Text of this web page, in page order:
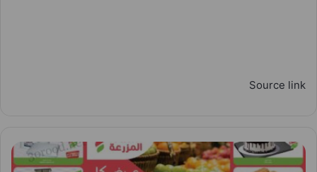
Source link